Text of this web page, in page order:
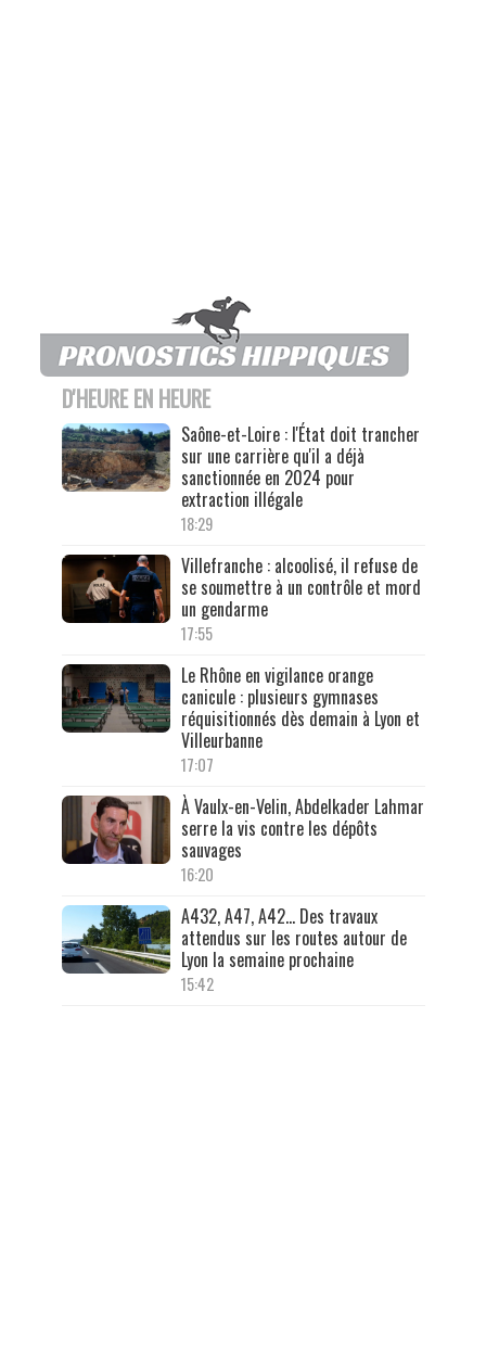
D'HEURE EN HEURE
Saône-et-Loire : l'État doit trancher
sur une carrière qu'il a déjà
sanctionnée en 2024 pour
extraction illégale
18:29
Villefranche : alcoolisé, il refuse de
se soumettre à un contrôle et mord
un gendarme
17:55
Le Rhône en vigilance orange
canicule : plusieurs gymnases
réquisitionnés dès demain à Lyon et
Villeurbanne
17:07
À Vaulx-en-Velin, Abdelkader Lahmar
serre la vis contre les dépôts
sauvages
16:20
A432, A47, A42… Des travaux
attendus sur les routes autour de
Lyon la semaine prochaine
15:42